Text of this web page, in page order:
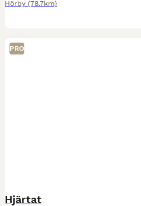
Hörby (78.7km)
PRO
Hjärtat